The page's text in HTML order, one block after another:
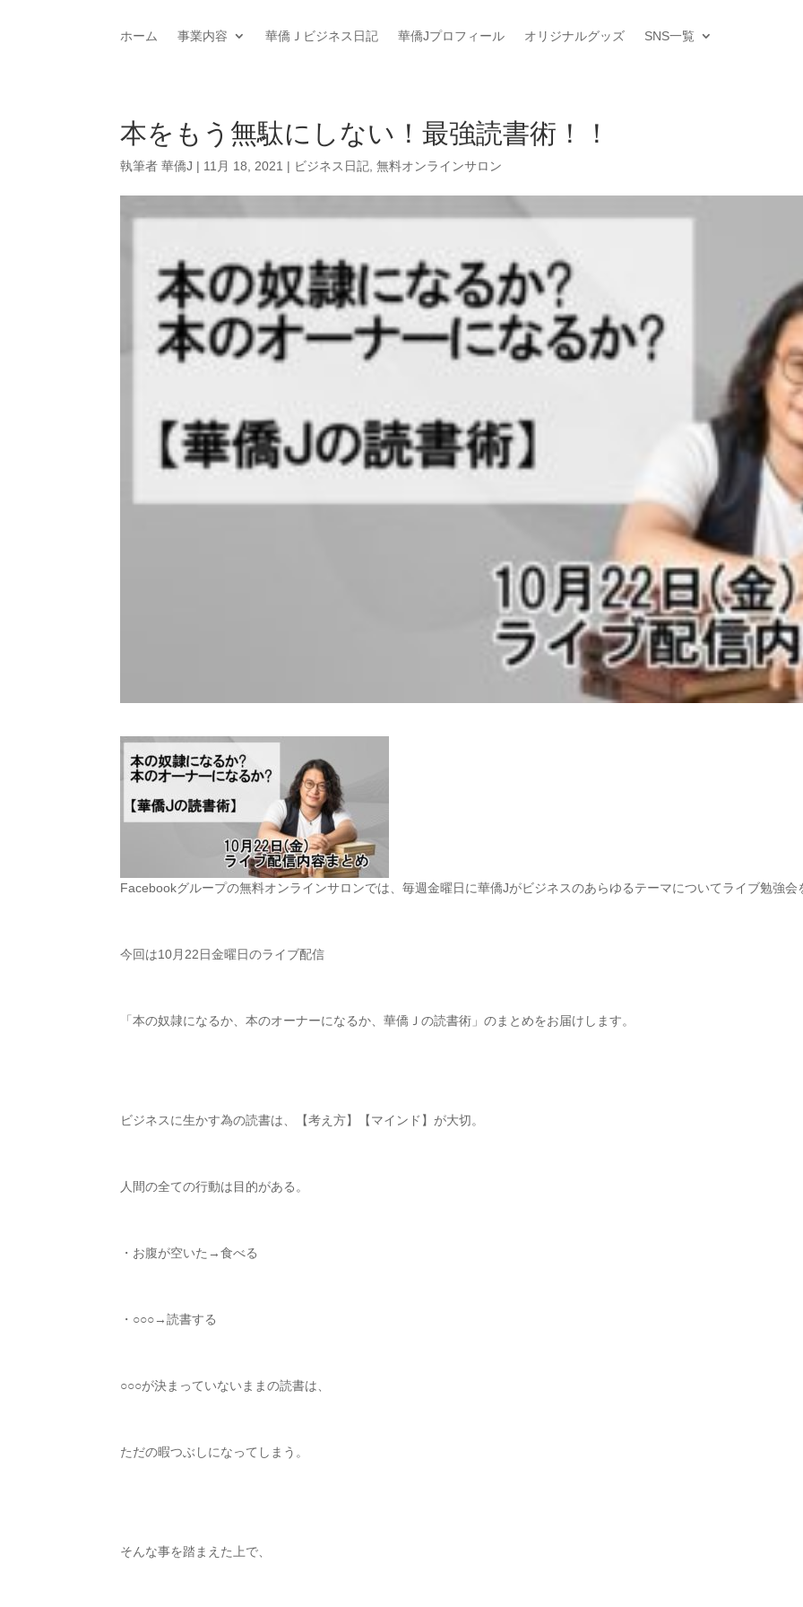
ホーム 事業内容 華僑Ｊビジネス日記 華僑Jプロフィール オリジナルグッズ SNS一覧
本をもう無駄にしない！最強読書術！！
執筆者華僑J | 11月 18, 2021 | ビジネス日記 ,無料オンラインサロン
Facebookグループの無料オンラインサロンでは、毎週金曜日に華僑Jがビジネスのあらゆるテーマについてライブ勉強
今回は10月22日金曜日のライブ配信
「本の奴隷になるか、本のオーナーになるか、華僑Ｊの読書術」のまとめをお届けします。
ビジネスに生かす為の読書は、【考え方】【マインド】が大切。
人間の全ての行動は目的がある。
・お腹が空いた →食べる
・ ○○○→読書する
○○○が決まっていないままの読書は、
ただの暇つぶしになってしまう。
そんな事を踏まえた上で、